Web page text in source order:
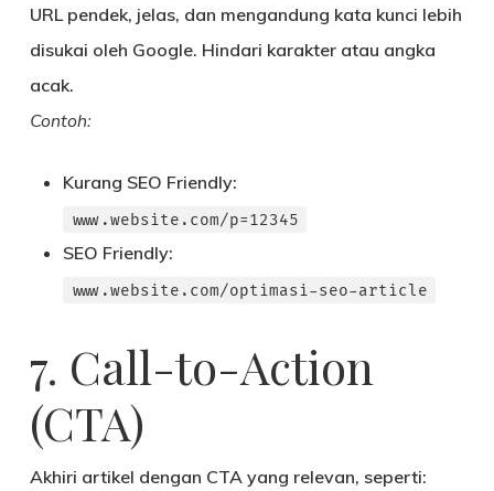
URL pendek, jelas, dan mengandung kata kunci lebih
disukai oleh Google. Hindari karakter atau angka
acak.
Contoh:
Kurang SEO Friendly:
www.website.com/p=12345
SEO Friendly:
www.website.com/optimasi-seo-article
7. Call-to-Action
(CTA)
Akhiri artikel dengan CTA yang relevan, seperti: